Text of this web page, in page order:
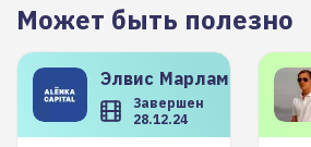
Может быть полезно
Элвис Марламов
Завершен
28.12.24